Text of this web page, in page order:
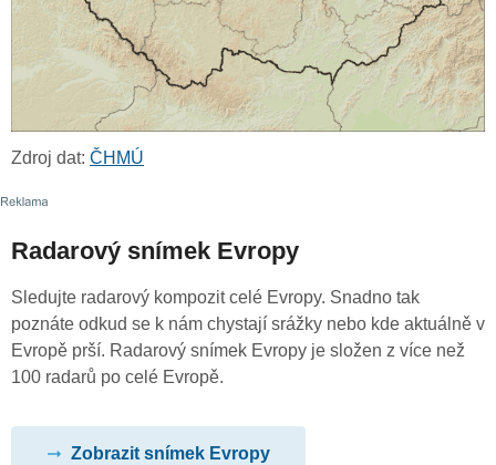
Zdroj dat: ČHMÚ
Radarový snímek Evropy
Sledujte radarový kompozit celé Evropy. Snadno tak
poznáte odkud se k nám chystají srážky nebo kde aktuálně v
Evropě prší. Radarový snímek Evropy je složen z více než
100 radarů po celé Evropě.
Zobrazit snímek Evropy